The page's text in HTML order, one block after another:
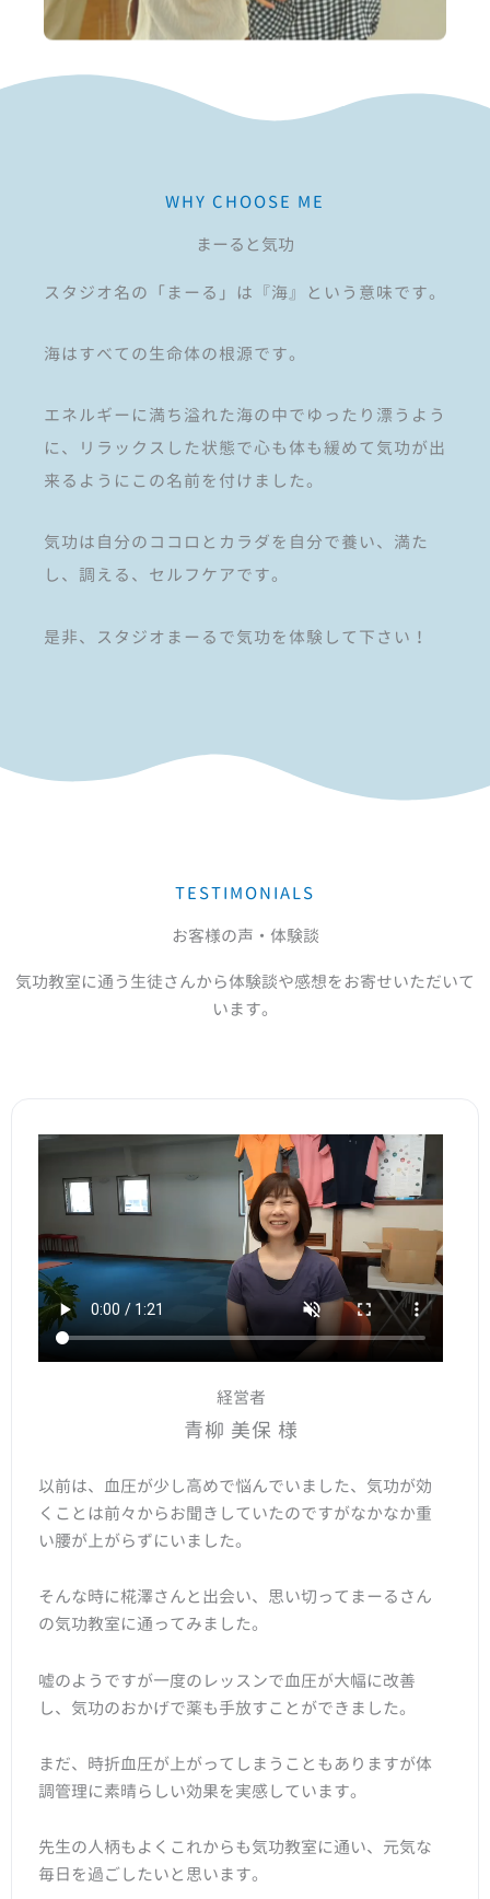
WHY CHOOSE ME
まーると気功
スタジオ名の「まーる」は『海』という意味です。
海はすべての生命体の根源です。
エネルギーに満ち溢れた海の中でゆったり漂うよう
に、リラックスした状態で心も体も緩めて気功が出
来るようにこの名前を付けました。
気功は自分のココロとカラダを自分で養い、満た
し、調える、セルフケアです。
是非、スタジオまーるで気功を体験して下さい！
TESTIMONIALS
お客様の声・体験談
気功教室に通う生徒さんから体験談や感想をお寄せいただいて
います。
経営者
青柳 美保 様
以前は、血圧が少し高めで悩んでいました、気功が効
くことは前々からお聞きしていたのですがなかなか重
い腰が上がらずにいました。
そんな時に椛澤さんと出会い、思い切ってまーるさん
の気功教室に通ってみました。
嘘のようですが一度のレッスンで血圧が大幅に改善
し、気功のおかげで薬も手放すことができました。
まだ、時折血圧が上がってしまうこともありますが体
調管理に素晴らしい効果を実感しています。
先生の人柄もよくこれからも気功教室に通い、元気な
毎日を過ごしたいと思います。